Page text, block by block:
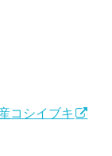
コシイブキ